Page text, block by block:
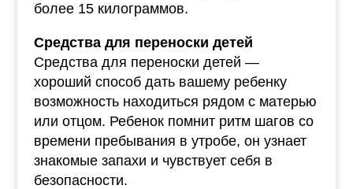
более 15 килограммов.
Средства для переноски детей
Средства для переноски детей —
хороший способ дать вашему ребенку
возможность находиться рядом с матерью
или отцом. Ребенок помнит ритм шагов со
времени пребывания в утробе, он узнает
знакомые запахи и чувствует себя в
безопасности.